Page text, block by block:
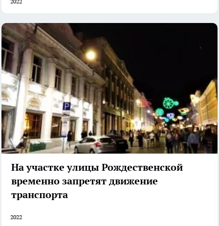
На участке улицы Рождественской
временно запретят движение
транспорта
2022